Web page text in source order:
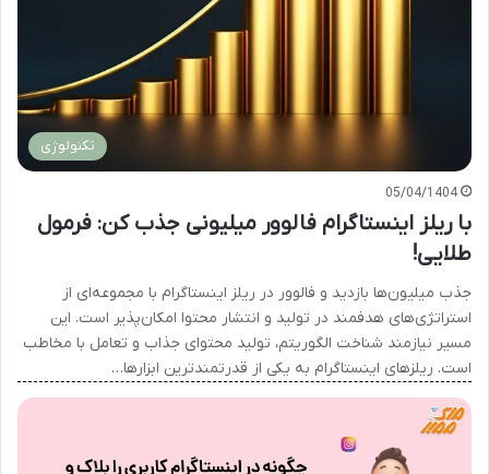
تکنولوژی
05/04/1404
با ریلز اینستاگرام فالوور میلیونی جذب کن: فرمول
طلایی!
جذب میلیون‌ها بازدید و فالوور در ریلز اینستاگرام با مجموعه‌ای از
استراتژی‌های هدفمند در تولید و انتشار محتوا امکان‌پذیر است. این
مسیر نیازمند شناخت الگوریتم، تولید محتوای جذاب و تعامل با مخاطب
است. ریلزهای اینستاگرام به یکی از قدرتمندترین ابزارها…